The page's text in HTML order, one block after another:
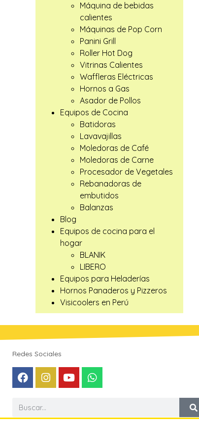
Máquina de bebidas
calientes
Máquinas de Pop Corn
Panini Grill
Roller Hot Dog
Vitrinas Calientes
Waffleras Eléctricas
Hornos a Gas
Asador de Pollos
Equipos de Cocina
Batidoras
Lavavajillas
Moledoras de Café
Moledoras de Carne
Procesador de Vegetales
Rebanadoras de
embutidos
Balanzas
Blog
Equipos de cocina para el
hogar
BLANIK
LIBERO
Equipos para Heladerías
Hornos Panaderos y Pizzeros
Visicoolers en Perú
Redes Sociales